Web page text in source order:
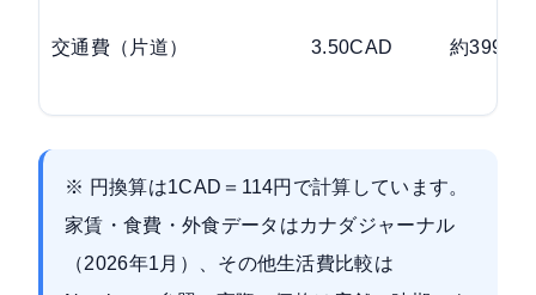
交通費（片道） 3.50CAD 約399円
※ 円換算は1CAD＝114円で計算しています。
家賃・食費・外食データはカナダジャーナル
（2026年1月）
、その他生活費比較は